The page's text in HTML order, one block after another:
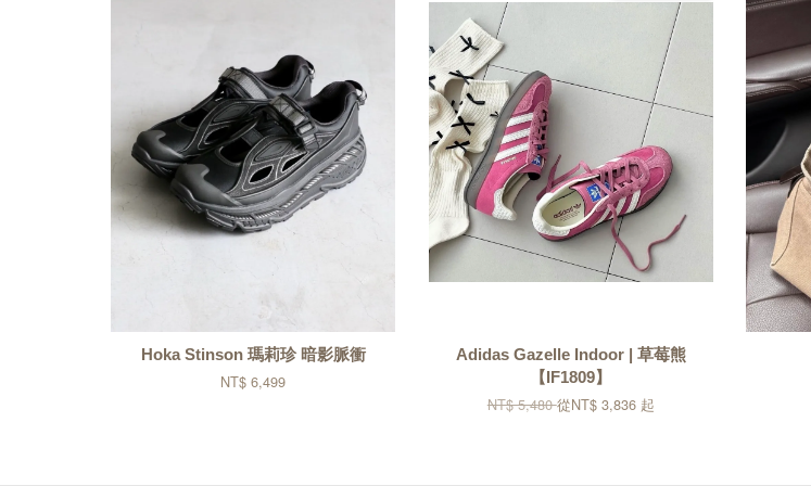
Hoka Stinson 瑪莉珍 暗影脈衝
NT$ 6,499
Adidas Gazelle Indoor | 草莓熊
【IF1809】
NT$ 5,480從NT$ 3,836 起